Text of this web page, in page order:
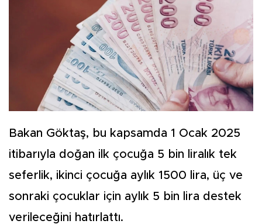
Bakan Göktaş, bu kapsamda 1 Ocak 2025
itibarıyla doğan ilk çocuğa 5 bin liralık tek
seferlik, ikinci çocuğa aylık 1500 lira, üç ve
sonraki çocuklar için aylık 5 bin lira destek
verileceğini hatırlattı.